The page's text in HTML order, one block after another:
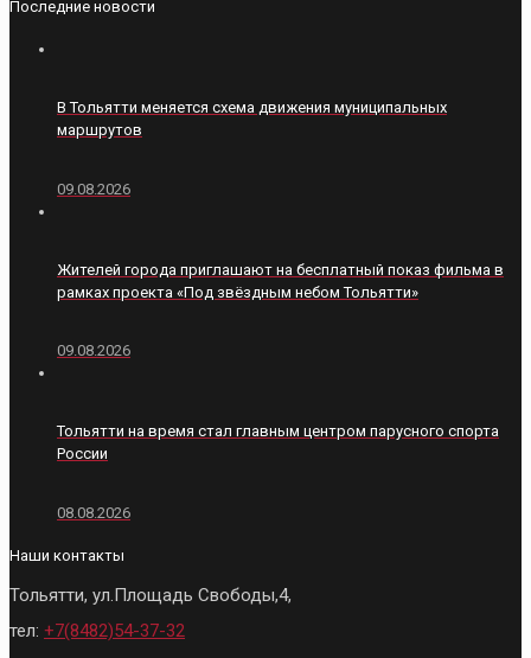
Последние новости
В Тольятти меняется схема движения муниципальных
маршрутов
09.08.2026
Жителей города приглашают на бесплатный показ фильма в
рамках проекта «Под звёздным небом Тольятти»
09.08.2026
Тольятти на время стал главным центром парусного спорта
России
08.08.2026
Наши контакты
Тольятти, ул.Площадь Свободы,4,
тел: +7(8482)54-37-32